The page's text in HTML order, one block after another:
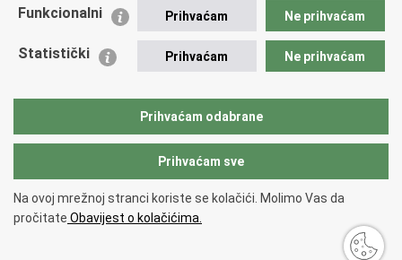
Policijska akademija
Zaklada policijske solidarnosti
Vučetić"
Copyright © 2026 Policijska uprava zagrebačka.
pristupačnosti.
Funkcionalni Prihvaćam Ne prihvaćam
Statistički Prihvaćam Ne prihvaćam
Prihvaćam odabrane
Prihvaćam sve
Na ovoj mrežnoj stranci koriste se kolačići. Molimo Vas da
pročitate Obavijest o kolačićima.